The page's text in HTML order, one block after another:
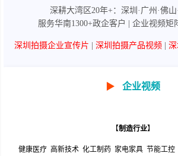
深耕大湾区20年+：深圳·广州·佛山
服务华南1300+政企客户 | 企业视频矩
深圳拍摄企业宣传片 深圳拍摄产品视频 深
▶ 企业视频
【制造行业】
健康医疗 高新技术 化工制药 家电家具 节能工控